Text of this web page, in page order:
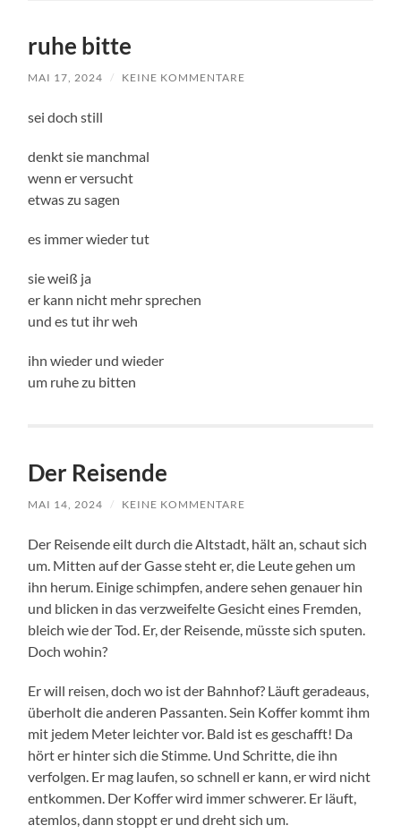
ruhe bitte
MAI 17, 2024 / KEINE KOMMENTARE
sei doch still
denkt sie manchmal
wenn er versucht
etwas zu sagen
es immer wieder tut
sie weiß ja
er kann nicht mehr sprechen
und es tut ihr weh
ihn wieder und wieder
um ruhe zu bitten
Der Reisende
MAI 14, 2024 / KEINE KOMMENTARE
Der Reisende eilt durch die Altstadt, hält an, schaut sich
um. Mitten auf der Gasse steht er, die Leute gehen um
ihn herum. Einige schimpfen, andere sehen genauer hin
und blicken in das verzweifelte Gesicht eines Fremden,
bleich wie der Tod. Er, der Reisende, müsste sich sputen.
Doch wohin?
Er will reisen, doch wo ist der Bahnhof? Läuft geradeaus,
überholt die anderen Passanten. Sein Koffer kommt ihm
mit jedem Meter leichter vor. Bald ist es geschafft! Da
hört er hinter sich die Stimme. Und Schritte, die ihn
verfolgen. Er mag laufen, so schnell er kann, er wird nicht
entkommen. Der Koffer wird immer schwerer. Er läuft,
atemlos, dann stoppt er und dreht sich um.